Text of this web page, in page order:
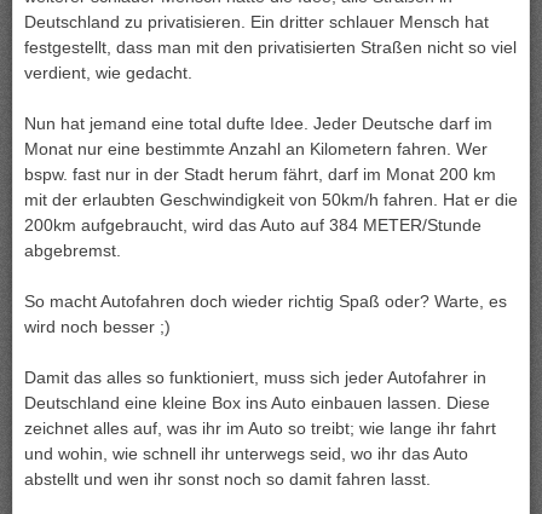
Deutschland zu privatisieren. Ein dritter schlauer Mensch hat
festgestellt, dass man mit den privatisierten Straßen nicht so viel
verdient, wie gedacht.
Nun hat jemand eine total dufte Idee. Jeder Deutsche darf im
Monat nur eine bestimmte Anzahl an Kilometern fahren. Wer
bspw. fast nur in der Stadt herum fährt, darf im Monat 200 km
mit der erlaubten Geschwindigkeit von 50km/h fahren. Hat er die
200km aufgebraucht, wird das Auto auf 384 METER/Stunde
abgebremst.
So macht Autofahren doch wieder richtig Spaß oder? Warte, es
wird noch besser ;)
Damit das alles so funktioniert, muss sich jeder Autofahrer in
Deutschland eine kleine Box ins Auto einbauen lassen. Diese
zeichnet alles auf, was ihr im Auto so treibt; wie lange ihr fahrt
und wohin, wie schnell ihr unterwegs seid, wo ihr das Auto
abstellt und wen ihr sonst noch so damit fahren lasst.